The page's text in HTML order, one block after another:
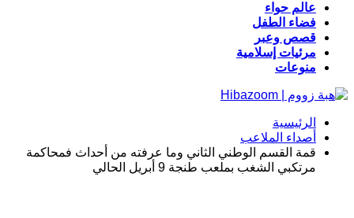
عالم حواء
فضاء الطفل
قصص وعبر
مرئيات إسلامية
منوعات
الرئيسية
أصداء الملاعب
قمة القسم الوطني الثاني وما عرفته من أحداث فمحاكمة
مرتكبي الشغب بملعب طنجة 9 أبريل الحالي